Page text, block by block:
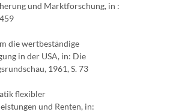
und Marktforschung, in :
die wertbeständige
in der USA, in: Die
1961, S. 73
flexibler
und Renten, in: